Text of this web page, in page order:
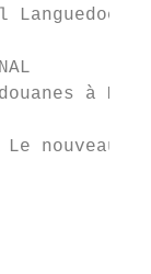
à
nouveau